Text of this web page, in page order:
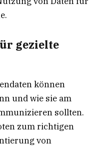
gezielte
können
und wie sie am
sollten.
zum richtigen
von